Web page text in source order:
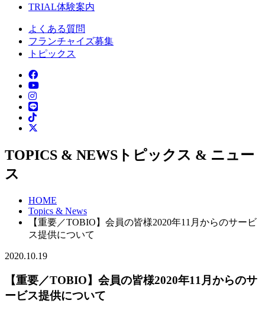
TRIAL体験案内
よくある質問
フランチャイズ募集
トピックス
TOPICS & NEWS トピックス & ニュー
ス
HOME
Topics & News
【重要／TOBIO】会員の皆様2020年11月からのサービ
ス提供について
2020.10.19
【重要／TOBIO】会員の皆様2020年11月からのサ
ービス提供について